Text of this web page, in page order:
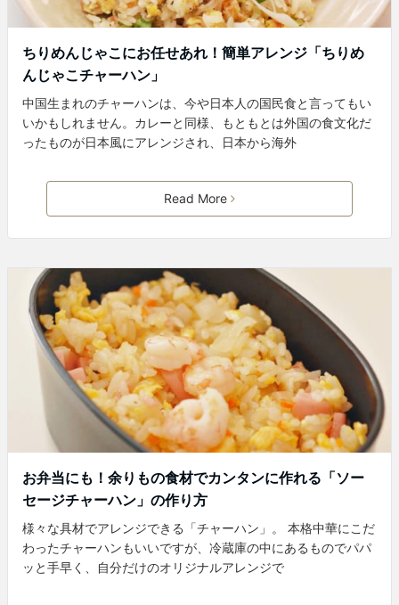
ちりめんじゃこにお任せあれ！簡単アレンジ「ちりめ
んじゃこチャーハン」
中国生まれのチャーハンは、今や日本人の国民食と言ってもい
いかもしれません。カレーと同様、もともとは外国の食文化だ
ったものが日本風にアレンジされ、日本から海外
Read More
お弁当にも！余りもの食材でカンタンに作れる「ソー
セージチャーハン」の作り方
様々な具材でアレンジできる「チャーハン」。 本格中華にこだ
わったチャーハンもいいですが、冷蔵庫の中にあるものでパパ
ッと手早く、自分だけのオリジナルアレンジで